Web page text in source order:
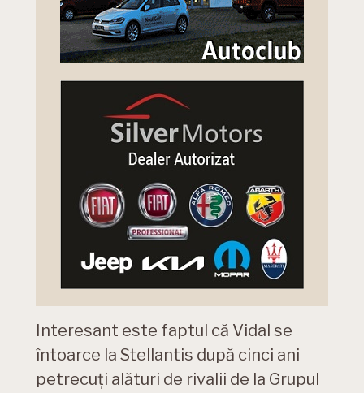
Interesant este faptul că Vidal se
întoarce la Stellantis după cinci ani
petrecuți alături de rivalii de la Grupul